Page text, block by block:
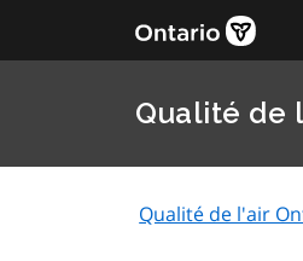
Qualité de
Qualité de l'air